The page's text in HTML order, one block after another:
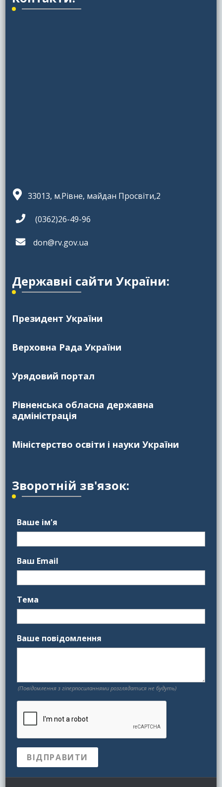
33013, м.Рівне, майдан Просвіти,2
(0362)26-49-96
don@rv.gov.ua
Державні сайти України:
Президент України
Верховна Рада України
Урядовий портал
Рівненська обласна державна
адміністрація
Міністерство освіти і науки України
Зворотній зв'язок:
Ваше ім'я
Ваш Email
Тема
Ваше повідомлення
(Повідомлення з гіперпосиланнями розглядатися не будуть)